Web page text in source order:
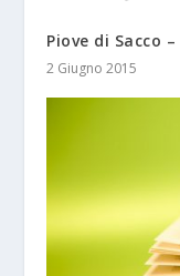
Piove di Sacco
2 Giugno 2015